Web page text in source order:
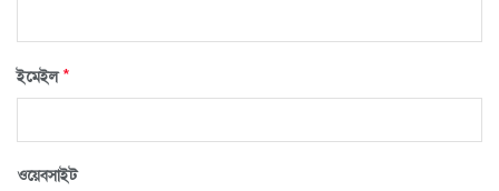
ইমেইল*
ওয়েবসাইট